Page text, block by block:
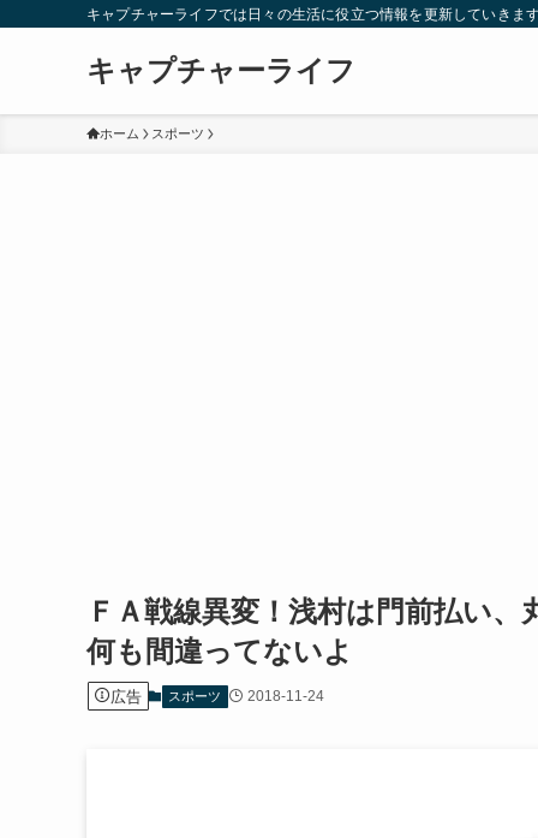
キャプチャーライフでは日々の生活に役立つ情報を更新していき
キャプチャーライフ
ホーム スポーツ
ＦＡ戦線異変！浅村は門前払い
何も間違ってないよ
広告 スポーツ 2018-11-24